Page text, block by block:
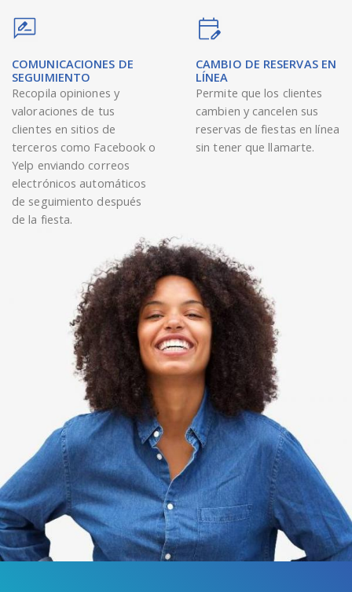
COMUNICACIONES DE
SEGUIMIENTO
Recopila opiniones y
valoraciones de tus
clientes en sitios de
terceros como Facebook o
Yelp enviando correos
electrónicos automáticos
de seguimiento después
de la fiesta.
CAMBIO DE RESERVAS EN
LÍNEA
Permite que los clientes
cambien y cancelen sus
reservas de fiestas en línea
sin tener que llamarte.